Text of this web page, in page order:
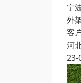
宁
外
客
河
23-